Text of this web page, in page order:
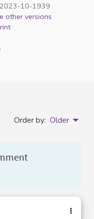
2023-10-1939
other versions
Order by: Older